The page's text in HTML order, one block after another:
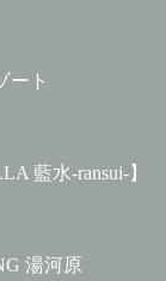
ート
藍水-ransui-】
湯河原